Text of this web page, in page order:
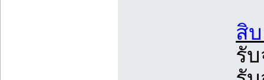
สิ
รั